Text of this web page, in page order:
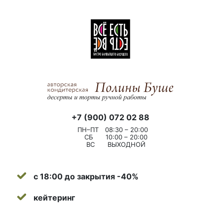
+7 (900) 072 02 88
ПН–ПТ
08:30 – 20:00
СБ
10:00 – 20:00
ВС
ВЫХОДНОЙ
с 18:00 до закрытия -40%
кейтеринг